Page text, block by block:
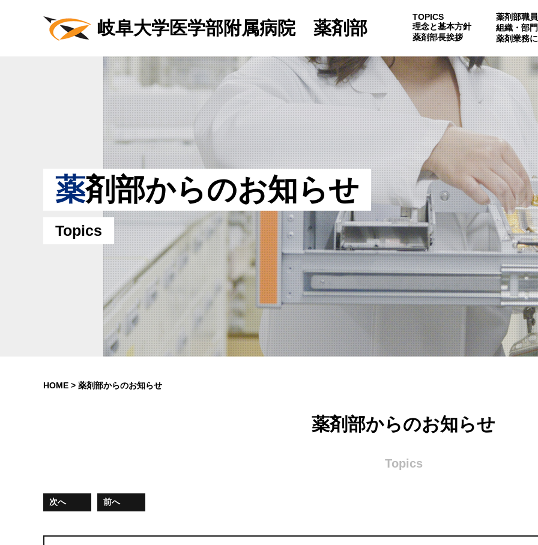
岐阜大学医学部附属病院 薬剤部
TOPICS
理念と基本方針
薬剤部長挨拶
薬剤部職
組織・部
薬剤業務
薬剤部からのお知らせ
Topics
HOME > 薬剤部からのお知らせ
薬剤部からのお知らせ
Topics
次へ 前へ